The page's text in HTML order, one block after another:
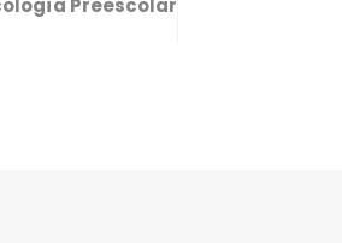
Preescolar